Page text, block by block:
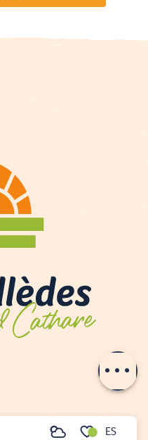
Buscar ES
Descripción